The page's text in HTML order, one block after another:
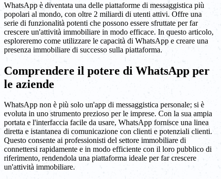
WhatsApp è diventata una delle piattaforme di messaggistica più
popolari al mondo, con oltre 2 miliardi di utenti attivi. Offre una
serie di funzionalità potenti che possono essere sfruttate per far
crescere un'attività immobiliare in modo efficace. In questo articolo,
esploreremo come utilizzare le capacità di WhatsApp e creare una
presenza immobiliare di successo sulla piattaforma.
Comprendere il potere di WhatsApp per
le aziende
WhatsApp non è più solo un'app di messaggistica personale; si è
evoluta in uno strumento prezioso per le imprese. Con la sua ampia
portata e l'interfaccia facile da usare, WhatsApp fornisce una linea
diretta e istantanea di comunicazione con clienti e potenziali clienti.
Questo consente ai professionisti del settore immobiliare di
connettersi rapidamente e in modo efficiente con il loro pubblico di
riferimento, rendendola una piattaforma ideale per far crescere
un'attività immobiliare.